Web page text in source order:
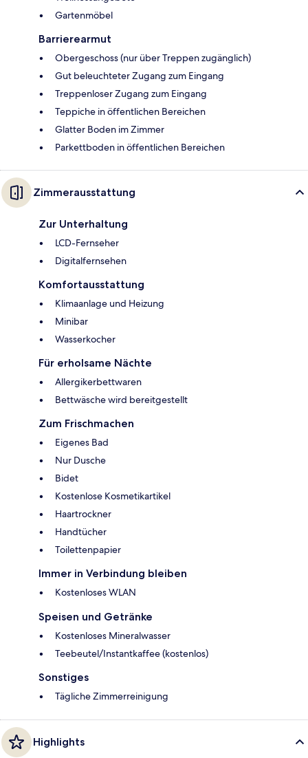
Gartenmöbel
Barrierearmut
Obergeschoss (nur über Treppen zugänglich)
Gut beleuchteter Zugang zum Eingang
Treppenloser Zugang zum Eingang
Teppiche in öffentlichen Bereichen
Glatter Boden im Zimmer
Parkettboden in öffentlichen Bereichen
Zimmerausstattung
Zur Unterhaltung
LCD-Fernseher
Digitalfernsehen
Komfortausstattung
Klimaanlage und Heizung
Minibar
Wasserkocher
Für erholsame Nächte
Allergikerbettwaren
Bettwäsche wird bereitgestellt
Zum Frischmachen
Eigenes Bad
Nur Dusche
Bidet
Kostenlose Kosmetikartikel
Haartrockner
Handtücher
Toilettenpapier
Immer in Verbindung bleiben
Kostenloses WLAN
Speisen und Getränke
Kostenloses Mineralwasser
Teebeutel/Instantkaffee (kostenlos)
Sonstiges
Tägliche Zimmerreinigung
Highlights